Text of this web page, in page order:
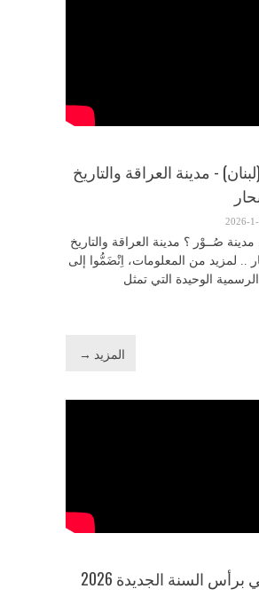
- مدينة العراقة والتاريخ
صُــوْر ؟ مدينة العراقة والتاريخ
.. لمزيد من المعلومات، اِنْضَمُّوا إلى
الوحيدة التي تمثل
المزيد →
السنة الجديدة 2026